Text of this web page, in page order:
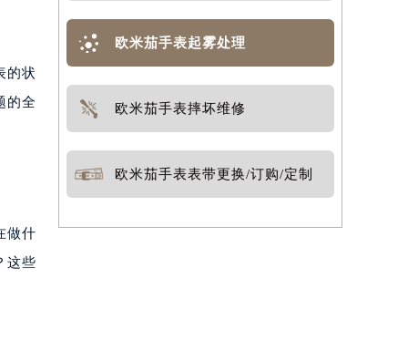
的状
的全
做什
这些
欧米茄手表起雾处理
欧米茄手表摔坏维修
欧米茄手表表带更换/订购/定制